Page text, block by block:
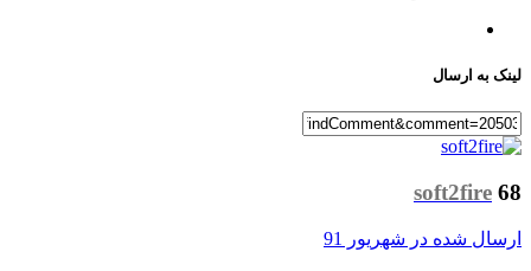
لینک به ارسال
soft2fire 68
ارسال شده در شهریور 91